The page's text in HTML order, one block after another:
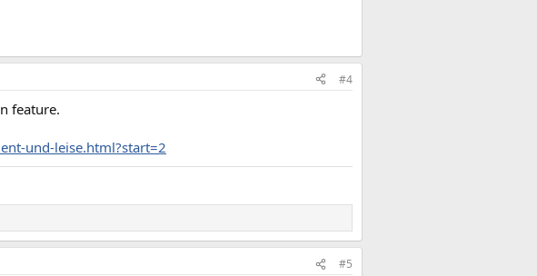
#4
feature.
und-leise.html?start=2
#5